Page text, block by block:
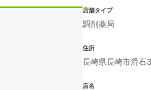
店舗タイプ
調剤薬局
住所
長崎県長崎市滑石
店名